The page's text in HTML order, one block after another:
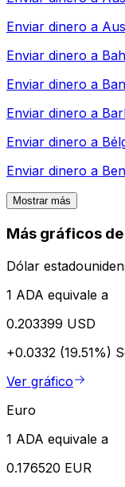
Enviar dinero a
Enviar dinero a
Enviar dinero a
Enviar dinero a
Enviar dinero a
Enviar dinero a
Mostrar más
Más gráficos
Dólar
1 ADA equivale a
0.203399 USD
+0.0332 (19.51%)
Ver gráfico
Euro
1 ADA equivale a
0.176520 EUR